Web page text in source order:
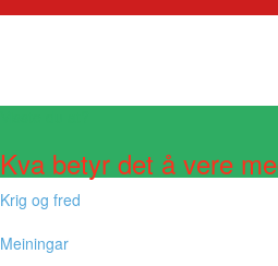
Kva betyr det å vere
Krig og fred
Meiningar